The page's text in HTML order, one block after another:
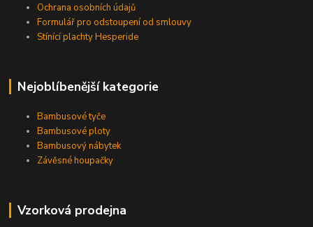
Ochrana osobních údajů
Formulář pro odstoupení od smlouvy
Stínící plachty Hesperide
Nejoblíbenější kategorie
Bambusové tyče
Bambusové ploty
Bambusový nábytek
Závěsné houpačky
Vzorková prodejna